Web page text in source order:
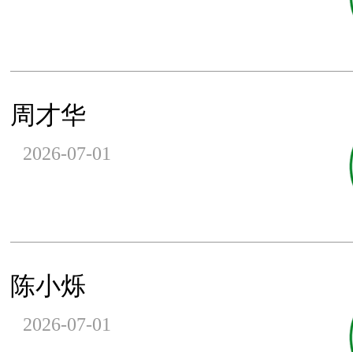
周才华
2026-07-01
陈小烁
2026-07-01